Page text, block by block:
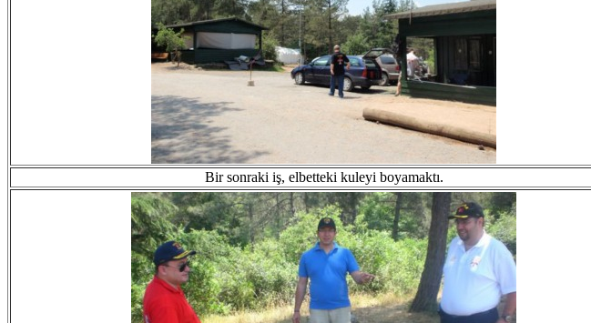
Bir sonraki iş, elbetteki kuleyi boyamaktı.